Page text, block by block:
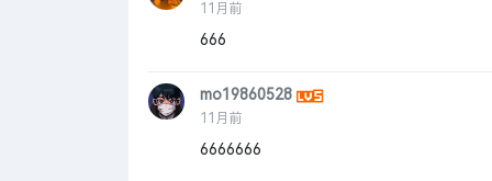
11月前
666
mo19860528
11月前
6666666